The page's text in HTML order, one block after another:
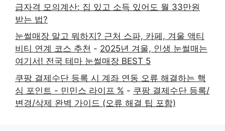
급자격 모의계산: 집 있고 소득 있어도 월 33만원
받는 법?
눈썰매장 말고 뭐하지? 근처 스파, 카페, 겨울 액티
비티 연계 코스 추천 - 2025년 겨울, 인생 눈썰매는
여기서! 전국 테마 눈썰매장 BEST 5
쿠팡 결제수단 등록 시 계좌 연동 오류 해결하는 핵
심 포인트 - 민민스 라이프 % - 쿠팡 결제수단 등록/
변경/삭제 완벽 가이드 (오류 해결 팁 포함)